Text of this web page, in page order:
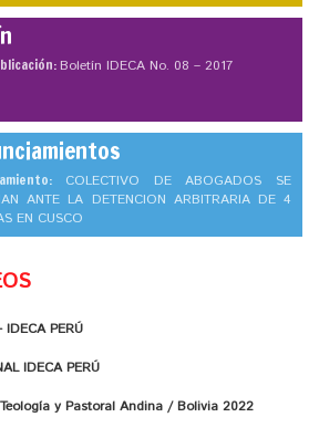
Boletín IDECA No. 08 – 2017
COLECTIVO DE ABOGADOS SE
ANTE LA DETENCION ARBITRARIA DE 4
EN CUSCO
PERÚ
IDECA PERÚ
y Pastoral Andina / Bolivia 2022